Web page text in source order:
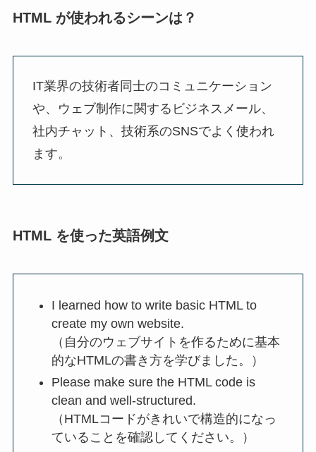
HTML が使われるシーンは？
IT業界の技術者同士のコミュニケーション
や、ウェブ制作に関するビジネスメール、
社内チャット、技術系のSNSでよく使われ
ます。
HTML を使った英語例文
I learned how to write basic HTML to
create my own website.
（自分のウェブサイトを作るために基本
的なHTMLの書き方を学びました。）
Please make sure the HTML code is
clean and well-structured.
（HTMLコードがきれいで構造的になっ
ていることを確認してください。）